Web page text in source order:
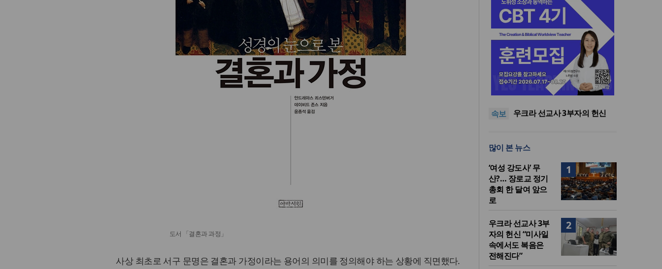
도서 「결혼과 과정」
사상 최초로 서구 문명은 결혼과 가정이라는 용어의 의미를 정의해야 하는 상황에 직면했다.
속보
[최원호 목사의 영혼의 양식 63]
말씀은 같은데 왜 열매는 다를
美 이민구금센터에 억류됐던
“미사일 속에서도 복음은 전해
“미래 선교, 분쟁·빈곤 지역 출
발
말씀은 같은데 왜 열매는 다를
美 이민구금센터에 억류됐던
한인 목회자 석방돼
많이 본 뉴스
1
‘여성 강도사’ 무
산?… 장로교 정기
총회 한 달여 앞으
로
2
우크라 선교사 3부
자의 헌신 “미사일
속에서도 복음은
전해진다”